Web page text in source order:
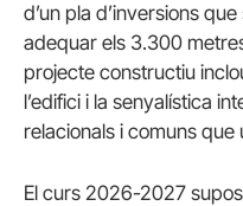
d’un pla d’inversions
adequar els 3.300
projecte constructiu
l’edifici i la senyalística
relacionals i comuns que
El curs 2026-2027